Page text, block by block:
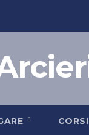
CORSI